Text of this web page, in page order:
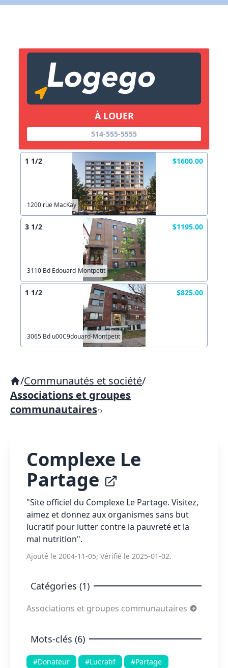
À LOUER
514-555-5555
1 1/2 $1600.00
1200 rue MacKay
3 1/2 $1195.00
3110 Bd Edouard-Montpetit
1 1/2 $825.00
3065 Bd u00C9douard-Montpetit
/Communautés et société/
Associations et groupes
communautaires
Complexe Le
Partage
"Site officiel du Complexe Le Partage. Visitez,
aimez et donnez aux organismes sans but
lucratif pour lutter contre la pauvreté et la
mal nutrition".
Ajouté le 2004-11-05; Vérifié le 2025-01-02.
Catégories (1)
Associations et groupes communautaires
Mots-clés (6)
#Donateur #Lucratif
#Partage
X Fermer
Lien vers inscription (sera inclus dans courriel)
Copier lien
X Fermer